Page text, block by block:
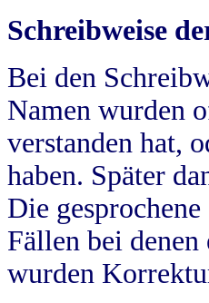
Schreibweise
Bei den
Namen wurden
verstanden hat,
haben. Später
Die
Fällen bei
wurden